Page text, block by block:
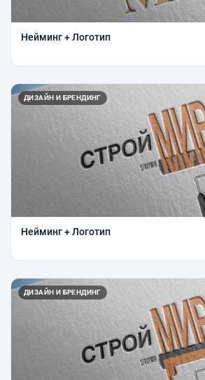
Нейминг + Логотип
ДИЗАЙН И БРЕНДИНГ
Нейминг + Логотип
ДИЗАЙН И БРЕНДИНГ